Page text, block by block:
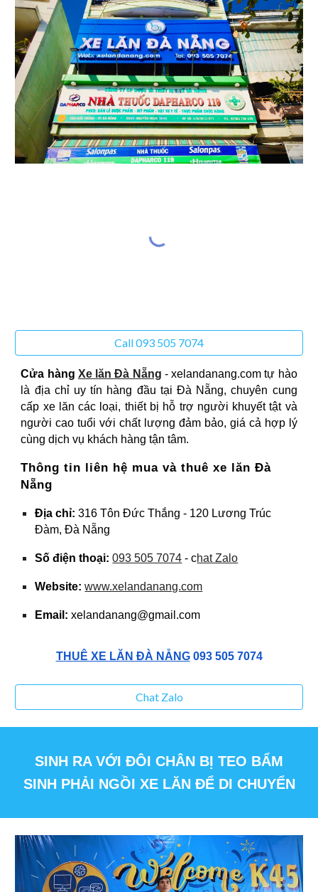
Call 093 505 7074
Cửa hàng Xe lăn Đà Nẵng - xelandanang.com tự hào
là địa chỉ uy tín hàng đầu tại Đà Nẵng, chuyên cung
cấp xe lăn các loại, thiết bị hỗ trợ người khuyết tật và
người cao tuổi với chất lượng đảm bảo, giá cả hợp lý
cùng dịch vụ khách hàng tận tâm.
Thông tin liên hệ mua và thuê xe lăn Đà
Nẵng
Địa chỉ: 316 Tôn Đức Thắng - 120 Lương Trúc
Đàm, Đà Nẵng
Số điện thoại: 093 505 7074 - chat Zalo
Website: www.xelandanang.com
Email: xelandanang@gmail.com
THUÊ XE LĂN ĐÀ NẴNG093 505 7074
Chat Zalo
SINH RA VỚI ĐÔI CHÂN BỊ TEO BẨM
SINH PHẢI NGỒI XE LĂN ĐỂ DI CHUYỂN